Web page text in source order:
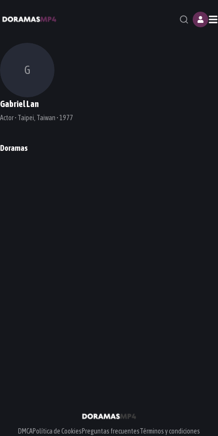
G
Gabriel Lan
Actor • Taipei, Taiwan • 1977
Doramas
Single Ladies Senior
DMCAPolítica de CookiesPreguntas frecuentesTérminos y condiciones